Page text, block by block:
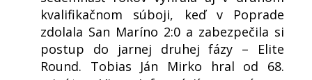
kvalifikačnom súboji, keď v Poprade
zdolala San Maríno 2:0 a zabezpečila si
postup do jarnej druhej fázy – Elite
Round. Tobias Ján Mirko hral od 68.